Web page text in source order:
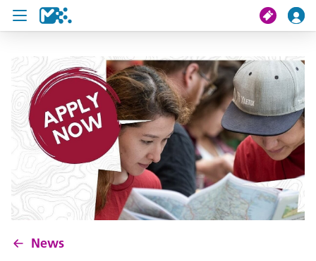
Crissa
Mi viac
Chertes de viac
U19 Pass
News
Servisc y cuntat
News